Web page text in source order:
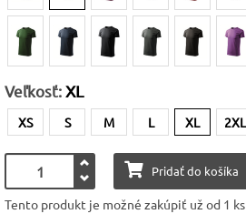
Veľkosť:XL
XS S M L XL 2XL
Pridať do košíka
Tento produkt je možné zakúpiť už od 1 ks